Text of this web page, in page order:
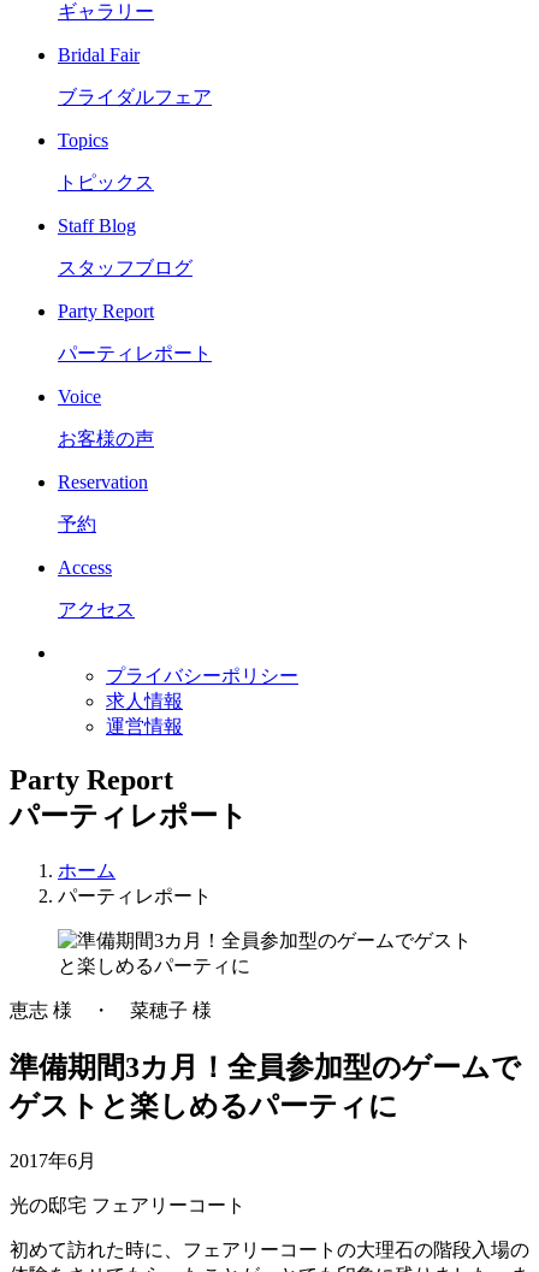
ギャラリー
Bridal Fair
ブライダルフェア
Topics
トピックス
Staff Blog
スタッフブログ
Party Report
パーティレポート
Voice
お客様の声
Reservation
予約
Access
アクセス
プライバシーポリシー
求人情報
運営情報
Party Report
パーティレポート
ホーム
パーティレポート
恵志 様 ・ 菜穂子 様
準備期間3カ月！全員参加型のゲームで
ゲストと楽しめるパーティに
2017年6月
光の邸宅 フェアリーコート
初めて訪れた時に、フェアリーコートの大理石の階段入場の